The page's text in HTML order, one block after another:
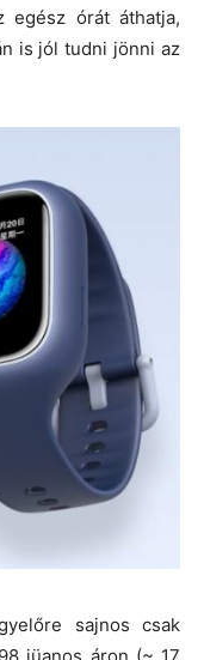
egész órát áthatja,
is jól tudni jönni az
sajnos csak
jüanos áron (~ 17